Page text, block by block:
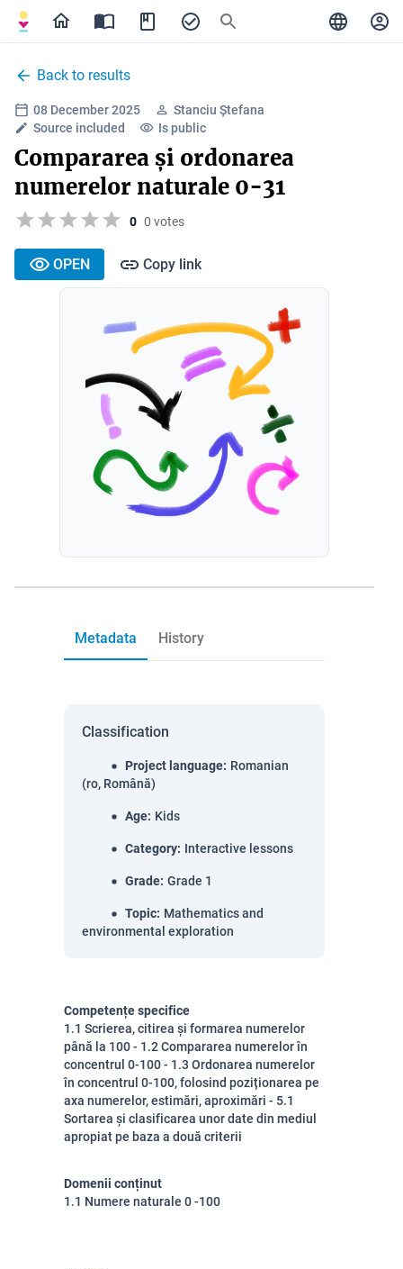
Back to results
08 December 2025
Stanciu Ștefana
Source included
Is public
Compararea și ordonarea
numerelor naturale 0-31
0 0 votes
OPEN Copy link
Metadata History
Classification
Project language: Romanian
(ro, Română)
Age: Kids
Category: Interactive lessons
Grade: Grade 1
Topic: Mathematics and
environmental exploration
Competențe specifice
1.1 Scrierea, citirea și formarea numerelor
până la 100 - 1.2 Compararea numerelor în
concentrul 0-100 - 1.3 Ordonarea numerelor
în concentrul 0-100, folosind poziționarea pe
axa numerelor, estimări, aproximări - 5.1
Sortarea și clasificarea unor date din mediul
apropiat pe baza a două criterii
Domenii conținut
1.1 Numere naturale 0 -100